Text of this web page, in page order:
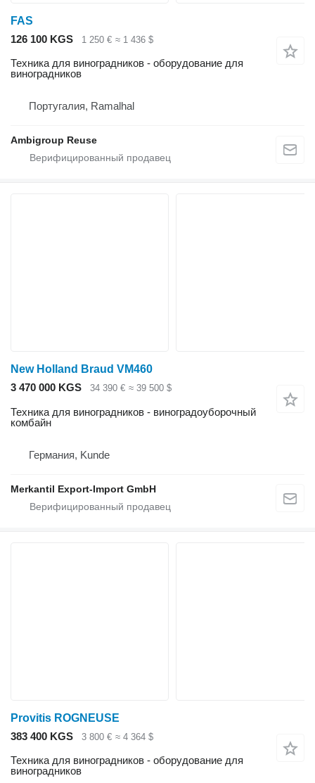
FAS
126 100 KGS
1 250 € ≈ 1 436 $
Техника для виноградников - оборудование для
виноградников
Португалия, Ramalhal
Ambigroup Reuse
New Holland Braud VM460
3 470 000 KGS
34 390 € ≈ 39 500 $
Техника для виноградников - виноградоуборочный
комбайн
Германия, Kunde
Merkantil Export-Import GmbH
Provitis ROGNEUSE
383 400 KGS
3 800 € ≈ 4 364 $
Техника для виноградников - оборудование для
виноградников